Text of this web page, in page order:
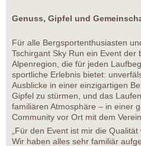
Genuss, Gipfel und
Für alle Bergsportenthusiasten
Tschirgant Sky Run ein Event der
Alpenregion, die für jeden
sportliche Erlebnis bietet:
Ausblicke in einer einzigartigen
Gipfel zu stürmen, und das
familiären Atmosphäre – in einer
Community vor Ort mit dem
„Für den Event ist mir die
Wir haben alles sehr familiär